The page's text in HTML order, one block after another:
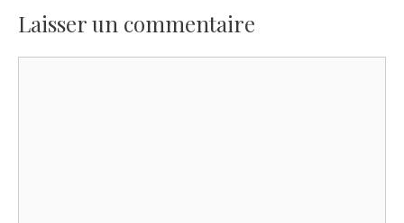
Laisser un commentaire